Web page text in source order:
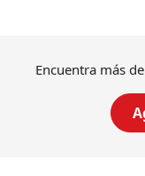
Encuentra más